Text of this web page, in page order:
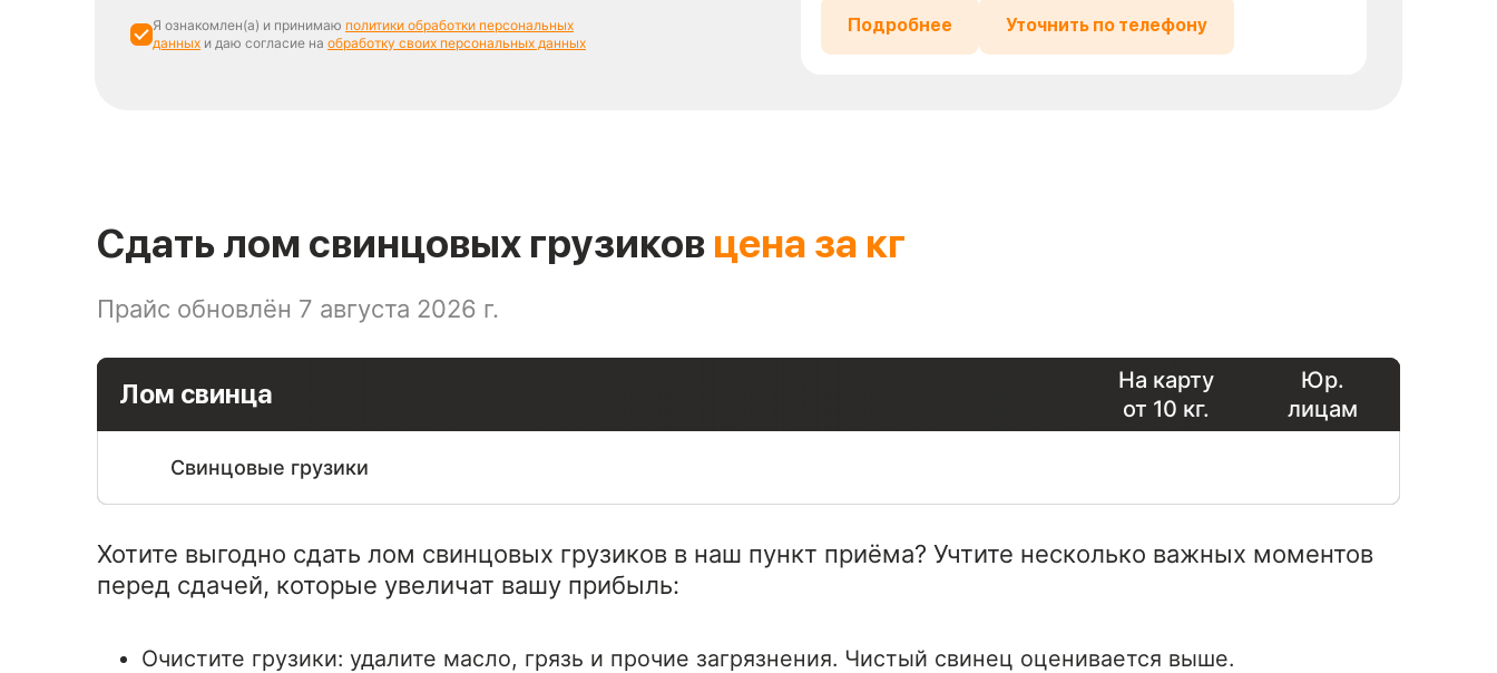
Я ознакомлен(а) и принимаю политики обработки персональных
данных и даю согласие на обработку своих персональных данных
Подробнее Уточнить по телефону
Сдать лом свинцовых грузиков цена за кг
Прайс обновлён 7 августа 2026 г.
Лом свинца
На карту
от 10 кг.
Юр.
лицам
Свинцовые грузики
Хотите выгодно сдать лом свинцовых грузиков в наш пункт приёма? Учтите несколько важных моментов
перед сдачей, которые увеличат вашу прибыль:
Очистите грузики: удалите масло, грязь и прочие загрязнения. Чистый свинец оценивается выше.